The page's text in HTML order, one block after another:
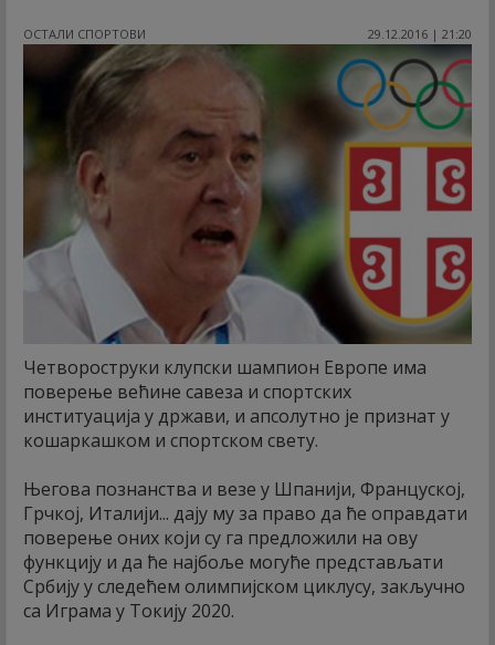
ОСТАЛИ СПОРТОВИ 29.12.2016 | 21:20
Четвороструки клупски шампион Европе има
поверење већине савеза и спортских
институација у држави, и апсолутно је признат у
кошаркашком и спортском свету.
Његова познанства и везе у Шпанији, Француској,
Грчкој, Италији... дају му за право да ће оправдати
поверење оних који су га предложили на ову
функцију и да ће најбоље могуће представљати
Србију у следећем олимпијском циклусу, закључно
са Играма у Токију 2020.